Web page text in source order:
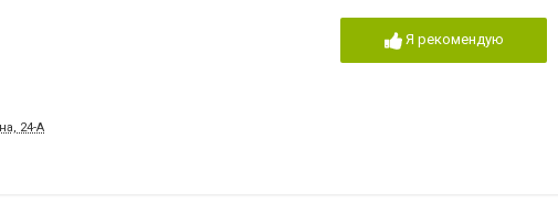
24-А
Я рекомендую